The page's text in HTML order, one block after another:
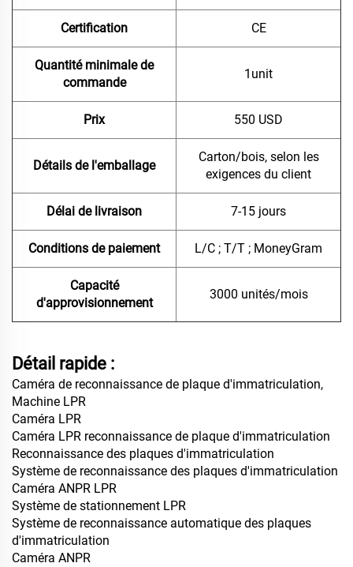
Certification CE
Quantité minimale de
commande
1unit
Prix 550 USD
Détails de l'emballage
Carton/bois, selon les
exigences du client
Délai de livraison 7-15 jours
Conditions de paiement L/C ; T/T ; MoneyGram
Capacité
d'approvisionnement
3000 unités/mois
Détail rapide :
Caméra de reconnaissance de plaque d'immatriculation,
Machine LPR
Caméra LPR
Caméra LPR reconnaissance de plaque d'immatriculation
Reconnaissance des plaques d'immatriculation
Système de reconnaissance des plaques d'immatriculation
Caméra ANPR LPR
Système de stationnement LPR
Système de reconnaissance automatique des plaques
d'immatriculation
Caméra ANPR